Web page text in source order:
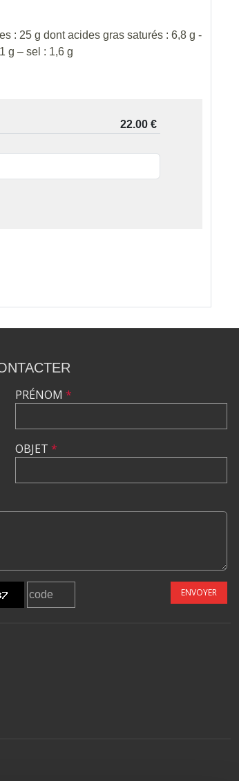
: 25 g dont acides gras saturés : 6,8 g -
g – sel : 1,6 g
PRÉNOM *
OBJET *
ENVOYER